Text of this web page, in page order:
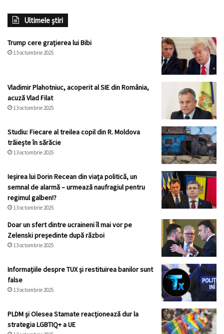
Ultimele știri
Trump cere grațierea lui Bibi
13 octombrie 2025
Vladimir Plahotniuc, acoperit al SIE din România,
acuză Vlad Filat
13 octombrie 2025
Studiu: Fiecare al treilea copil din R. Moldova
trăiește în sărăcie
13 octombrie 2025
Ieșirea lui Dorin Recean din viața politică, un
semnal de alarmă – urmează naufragiul pentru
regimul galben!?
13 octombrie 2025
Doar un sfert dintre ucraineni îl mai vor pe
Zelenski președinte după război
13 octombrie 2025
Informațiile despre TUX și restituirea banilor sunt
false
13 octombrie 2025
PLDM și Olesea Stamate reacționează dur la
strategia LGBTIQ+ a UE